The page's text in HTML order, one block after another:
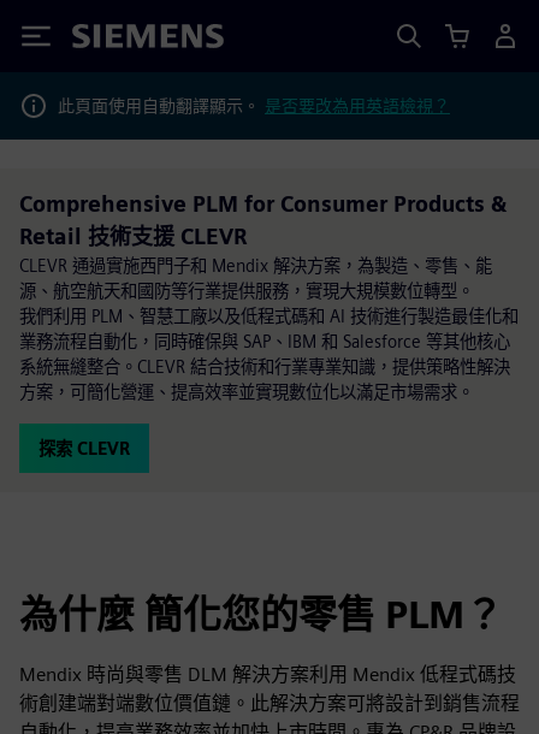
Siemens
此頁面使用自動翻譯顯示。 是否要改為用英語檢視？
Comprehensive PLM for Consumer Products &
Retail 技術支援 CLEVR
CLEVR 通過實施西門子和 Mendix 解決方案，為製造、零售、能
源、航空航天和國防等行業提供服務，實現大規模數位轉型。
我們利用 PLM、智慧工廠以及低程式碼和 AI 技術進行製造最佳化和
業務流程自動化，同時確保與 SAP、IBM 和 Salesforce 等其他核心
系統無縫整合。CLEVR 結合技術和行業專業知識，提供策略性解決
方案，可簡化營運、提高效率並實現數位化以滿足市場需求。
探索 CLEVR
為什麼 簡化您的零售 PLM？
Mendix 時尚與零售 DLM 解決方案利用 Mendix 低程式碼技
術創建端對端數位價值鏈。此解決方案可將設計到銷售流程